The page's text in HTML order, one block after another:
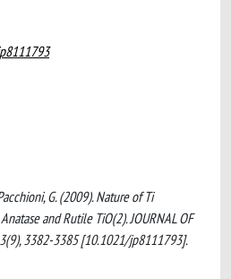
G. (2009). Nature of Ti
and Rutile TiO(2). JOURNAL OF
3382-3385 [10.1021/jp8111793].